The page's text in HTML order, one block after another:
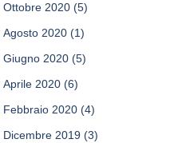
Ottobre 2020 (5)
Agosto 2020 (1)
Giugno 2020 (5)
Aprile 2020 (6)
Febbraio 2020 (4)
Dicembre 2019 (3)